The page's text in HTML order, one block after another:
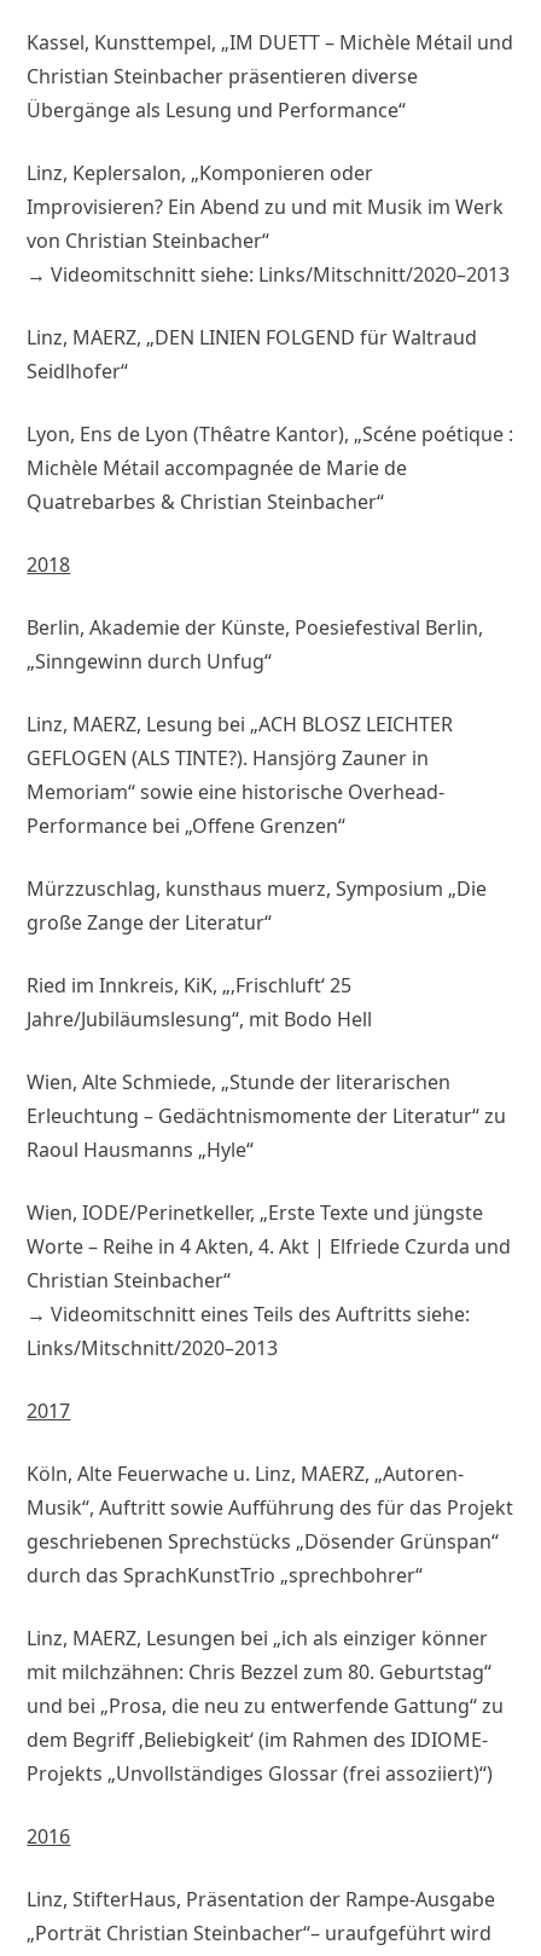
Kassel, Kunsttempel, „IM DUETT – Michèle Métail und
Christian Steinbacher präsentieren diverse
Übergänge als Lesung und Performance“
Linz, Keplersalon, „Komponieren oder
Improvisieren? Ein Abend zu und mit Musik im Werk
von Christian Steinbacher“
→ Videomitschnitt siehe: Links/Mitschnitt/2020–2013
Linz, MAERZ, „DEN LINIEN FOLGEND für Waltraud
Seidlhofer“
Lyon, Ens de Lyon (Thêatre Kantor), „Scéne poétique :
Michèle Métail accompagnée de Marie de
Quatrebarbes & Christian Steinbacher“
2018
Berlin, Akademie der Künste, Poesiefestival Berlin,
„Sinngewinn durch Unfug“
Linz, MAERZ, Lesung bei „ACH BLOSZ LEICHTER
GEFLOGEN (ALS TINTE?). Hansjörg Zauner in
Memoriam“ sowie eine historische Overhead-
Performance bei „Offene Grenzen“
Mürzzuschlag, kunsthaus muerz, Symposium „Die
große Zange der Literatur“
Ried im Innkreis, KiK, „‚Frischluft‘ 25
Jahre/Jubiläumslesung“, mit Bodo Hell
Wien, Alte Schmiede, „Stunde der literarischen
Erleuchtung – Gedächtnismomente der Literatur“ zu
Raoul Hausmanns „Hyle“
Wien, IODE/Perinetkeller, „Erste Texte und jüngste
Worte – Reihe in 4 Akten, 4. Akt | Elfriede Czurda und
Christian Steinbacher“
→ Videomitschnitt eines Teils des Auftritts siehe:
Links/Mitschnitt/2020–2013
2017
Köln, Alte Feuerwache u. Linz, MAERZ, „Autoren-
Musik“, Auftritt sowie Aufführung des für das Projekt
geschriebenen Sprechstücks „Dösender Grünspan“
durch das SprachKunstTrio „sprechbohrer“
Linz, MAERZ, Lesungen bei „ich als einziger könner
mit milchzähnen: Chris Bezzel zum 80. Geburtstag“
und bei „Prosa, die neu zu entwerfende Gattung“ zu
dem Begriff ‚Beliebigkeit‘ (im Rahmen des IDIOME-
Projekts „Unvollständiges Glossar (frei assoziiert)“)
2016
Linz, StifterHaus, Präsentation der Rampe-Ausgabe
„Porträt Christian Steinbacher“– uraufgeführt wird